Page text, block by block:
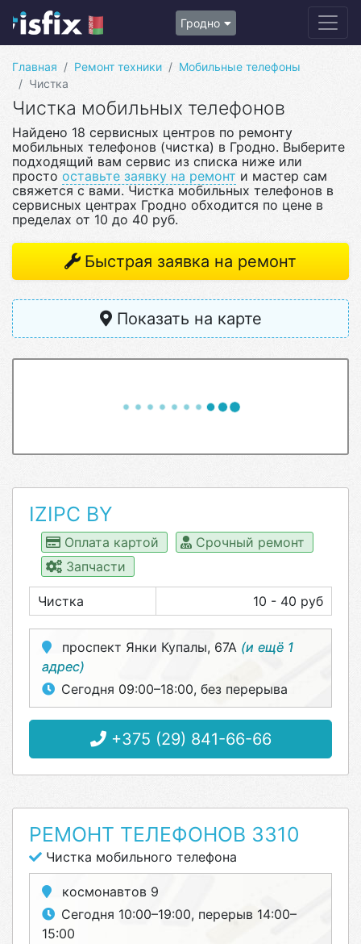
Гродно
Главная Ремонт техники
Мобильные телефоны
Чистка
Чистка мобильных телефонов
Найдено 18 сервисных центров по ремонту
мобильных телефонов (чистка) в Гродно. Выберите
подходящий вам сервис из списка ниже или
просто оставьте заявку на ремонт и мастер сам
свяжется с вами. Чистка мобильных телефонов в
сервисных центрах Гродно обходится по цене в
пределах от 10 до 40 руб.
Быстрая заявка на ремонт
Показать на карте
IZIPC BY
Оплата картой
Срочный ремонт
Запчасти
Чистка 10 - 40 руб
проспект Янки Купалы, 67А (и ещё 1
адрес)
Сегодня 09:00–18:00, без перерыва
+375 (29) 841-66-66
РЕМОНТ ТЕЛЕФОНОВ 3310
Чистка мобильного телефона
космонавтов 9
Сегодня 10:00–19:00, перерыв 14:00–
15:00